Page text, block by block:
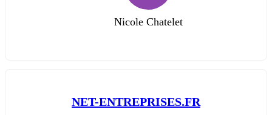
Nicole Chatelet
NET-ENTREPRISES.FR